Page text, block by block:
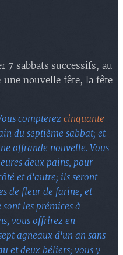
7 sabbats successifs, au
nouvelle fête, la fête
compterez cinquante
du septième sabbat; et
offrande nouvelle. Vous
deux pains, pour
et d'autre; ils seront
de fleur de farine, et
les prémices à
vous offrirez en
agneaux d'un an sans
et deux béliers; vous y